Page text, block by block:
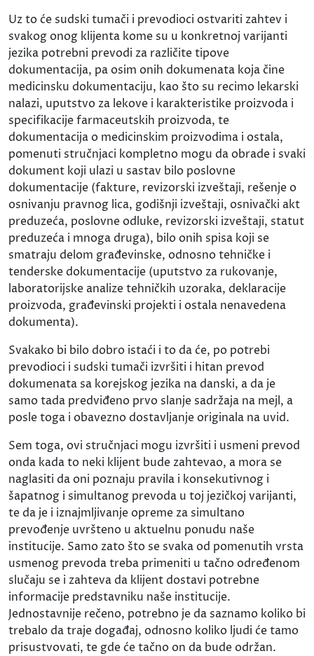
Uz to će sudski tumači i prevodioci ostvariti zahtev i
svakog onog klijenta kome su u konkretnoj varijanti
jezika potrebni prevodi za različite tipove
dokumentacija, pa osim onih dokumenata koja čine
medicinsku dokumentaciju, kao što su recimo lekarski
nalazi, uputstvo za lekove i karakteristike proizvoda i
specifikacije farmaceutskih proizvoda, te
dokumentacija o medicinskim proizvodima i ostala,
pomenuti stručnjaci kompletno mogu da obrade i svaki
dokument koji ulazi u sastav bilo poslovne
dokumentacije (fakture, revizorski izveštaji, rešenje o
osnivanju pravnog lica, godišnji izveštaji, osnivački akt
preduzeća, poslovne odluke, revizorski izveštaji, statut
preduzeća i mnoga druga), bilo onih spisa koji se
smatraju delom građevinske, odnosno tehničke i
tenderske dokumentacije (uputstvo za rukovanje,
laboratorijske analize tehničkih uzoraka, deklaracije
proizvoda, građevinski projekti i ostala nenavedena
dokumenta).
Svakako bi bilo dobro istaći i to da će, po potrebi
prevodioci i sudski tumači izvršiti i hitan prevod
dokumenata sa korejskog jezika na danski, a da je
samo tada predviđeno prvo slanje sadržaja na mejl, a
posle toga i obavezno dostavljanje originala na uvid.
Sem toga, ovi stručnjaci mogu izvršiti i usmeni prevod
onda kada to neki klijent bude zahtevao, a mora se
naglasiti da oni poznaju pravila i konsekutivnog i
šapatnog i simultanog prevoda u toj jezičkoj varijanti,
te da je i iznajmljivanje opreme za simultano
prevođenje uvršteno u aktuelnu ponudu naše
institucije. Samo zato što se svaka od pomenutih vrsta
usmenog prevoda treba primeniti u tačno određenom
slučaju se i zahteva da klijent dostavi potrebne
informacije predstavniku naše institucije.
Jednostavnije rečeno, potrebno je da saznamo koliko bi
trebalo da traje događaj, odnosno koliko ljudi će tamo
prisustvovati, te gde će tačno on da bude održan.